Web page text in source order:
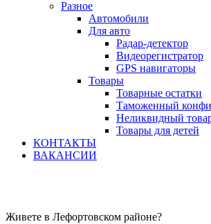
Разное
Автомобили
Для авто
Радар-детектор
Видеорегистратор
GPS навигаторы
Товары
Товарные остатки
Таможенный
Неликвидный
Товары для детей
КОНТАКТЫ
ВАКАНСИИ
Живете в Лефортовском районе?